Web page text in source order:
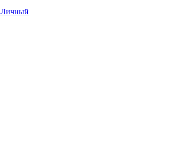
Личный